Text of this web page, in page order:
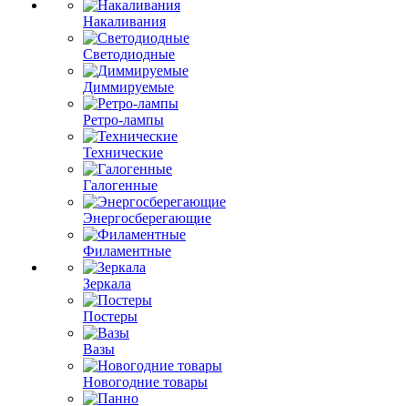
Накаливания
Светодиодные
Диммируемые
Ретро-лампы
Технические
Галогенные
Энергосберегающие
Филаментные
Зеркала
Постеры
Вазы
Новогодние товары